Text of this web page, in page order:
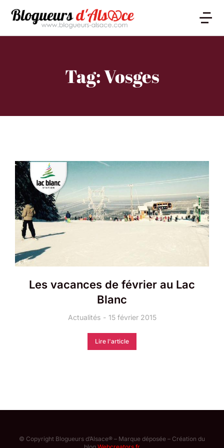
Tag: Vosges
Les vacances de février au Lac
Blanc
Actualités 15 février 2015
Lire l'article
© Copyright Blogueurs d’Alsace® – Marque déposée – Création du